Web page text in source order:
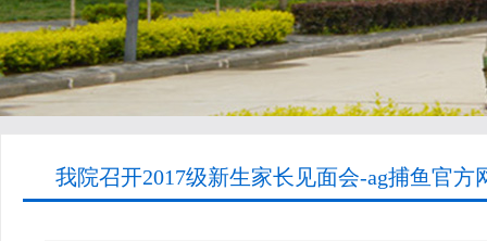
我院召开2017级新生家长见面会-ag捕鱼官方